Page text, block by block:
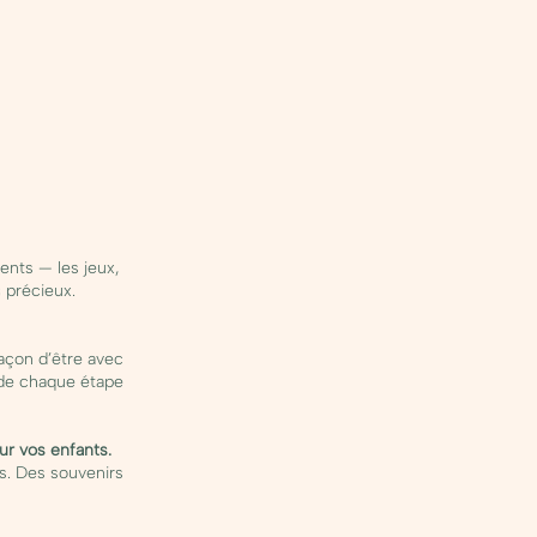
— les jeux,
d’être avec
chaque étape
vos enfants.
Des souvenirs